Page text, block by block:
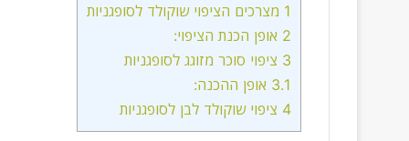
1 מצרכים הציפוי שוקולד לסופגניות
2 אופן הכנת הציפוי:
3 ציפוי סוכר מזוגג לסופגניות
3.1 אופן ההכנה:
4 ציפוי שוקולד לבן לסופגניות